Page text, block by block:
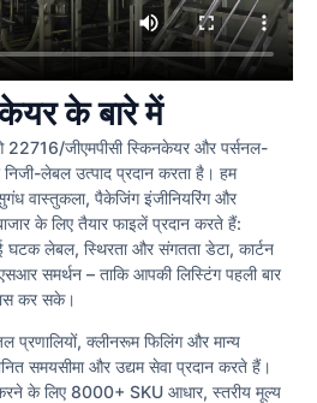
के बारे में
22716/जीएमपीसी स्किनकेयर और पर्सनल-
निजी-लेबल उत्पाद प्रदान करता है। हम
वास्तुकला, पैकेजिंग इंजीनियरिंग और
के लिए तैयार फाइलें प्रदान करते हैं:
लेबल, स्थिरता और संगतता डेटा, कार्टन
समर्थन – ताकि आपकी लिस्टिंग पहली बार
कर सके।
क्लीनरूम फिलिंग और मान्य
समयसीमा और उद्यम सेवा प्रदान करते हैं।
के लिए 8000+ SKU आधार, स्तरीय मूल्य